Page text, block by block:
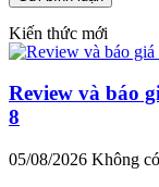
Kiến thức mới
Review và báo
8
05/08/2026 Không